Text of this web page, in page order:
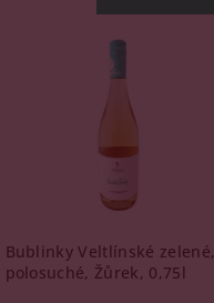
Bublinky Veltlínské zelené,
polosuché, Žůrek, 0,75l